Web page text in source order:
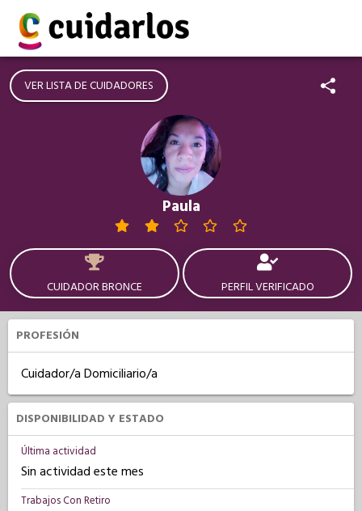
VER LISTA DE CUIDADORES
Paula
CUIDADOR BRONCE PERFIL VERIFICADO
PROFESIÓN
Cuidador/a Domiciliario/a
DISPONIBILIDAD Y ESTADO
Última actividad
Sin actividad este mes
Trabajos Con Retiro